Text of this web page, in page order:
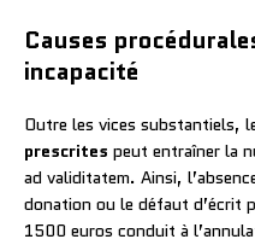
Causes
incapacité
Outre les vices substantiels,
prescrites peut entraîner la
ad validitatem. Ainsi,
donation ou le défaut d’écrit
1500 euros conduit à